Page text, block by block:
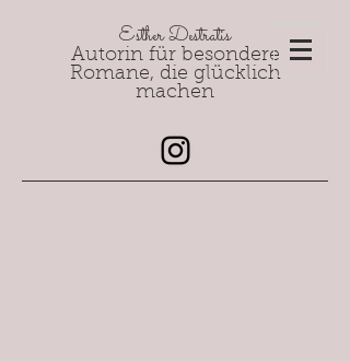
Esther Destratis
Autorin für besondere
Romane, die glücklich
machen